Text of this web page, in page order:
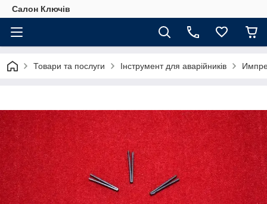
Салон Ключів
Товари та послуги Інструмент для аварійників